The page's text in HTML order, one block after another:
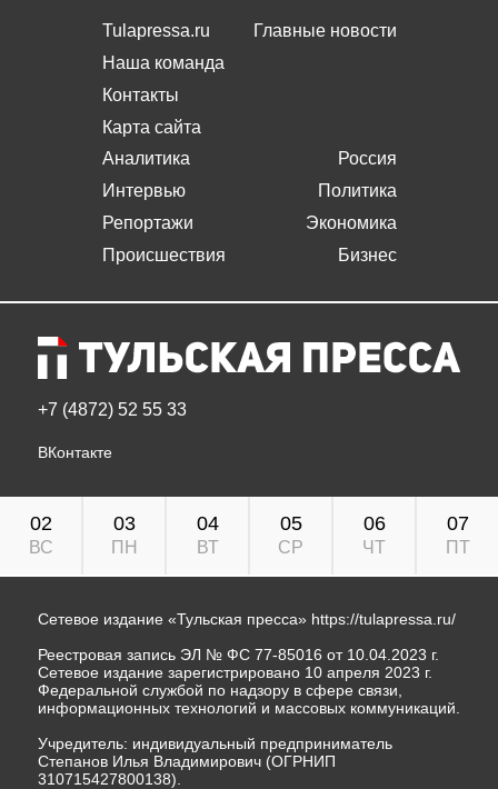
Tulapressa.ru
Наша команда
Контакты
Карта сайта
Главные новости
Аналитика
Интервью
Репортажи
Происшествия
Россия
Политика
Экономика
Бизнес
+7 (4872) 52 55 33
ВКонтакте
02
ВС
03
ПН
04
ВТ
05
СР
06
ЧТ
07
ПТ
Сетевое издание «Тульская пресса» https://tulapressa.ru/
Реестровая запись ЭЛ № ФС 77-85016 от 10.04.2023 г.
Сетевое издание зарегистрировано 10 апреля 2023 г.
Федеральной службой по надзору в сфере связи,
информационных технологий и массовых коммуникаций.
Учредитель: индивидуальный предприниматель
Степанов Илья Владимирович (ОГРНИП
310715427800138).